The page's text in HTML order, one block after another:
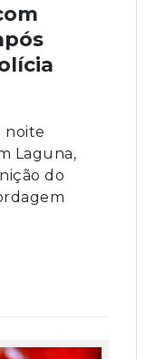
noite
Laguna,
do